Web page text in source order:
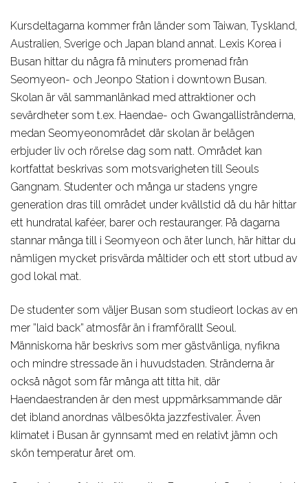
Kursdeltagarna kommer från länder som Taiwan, Tyskland,
Australien, Sverige och Japan bland annat. Lexis Korea i
Busan hittar du några få minuters promenad från
Seomyeon- och Jeonpo Station i downtown Busan.
Skolan är väl sammanlänkad med attraktioner och
sevärdheter som t.ex. Haendae- och Gwangallistränderna,
medan Seomyeonområdet där skolan är belägen
erbjuder liv och rörelse dag som natt. Området kan
kortfattat beskrivas som motsvarigheten till Seouls
Gangnam. Studenter och många ur stadens yngre
generation dras till området under kvällstid då du här hittar
ett hundratal kaféer, barer och restauranger. På dagarna
stannar många till i Seomyeon och äter lunch, här hittar du
nämligen mycket prisvärda måltider och ett stort utbud av
god lokal mat.
De studenter som väljer Busan som studieort lockas av en
mer ”laid back” atmosfär än i framförallt Seoul.
Människorna här beskrivs som mer gästvänliga, nyfikna
och mindre stressade än i huvudstaden. Stränderna är
också något som får många att titta hit, där
Haendaestranden är den mest uppmärksammande där
det ibland anordnas välbesökta jazzfestivaler. Även
klimatet i Busan är gynnsamt med en relativt jämn och
skön temperatur året om.